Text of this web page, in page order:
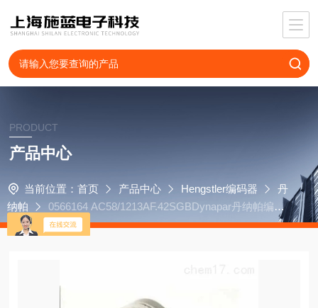
PRODUCT
产品中心
当前位置： 首页 产品中心 Hengstler编码器
丹
纳帕
0566164 AC58/1213AF.42SGBDynapar丹纳帕编码
器HSD35409651B9